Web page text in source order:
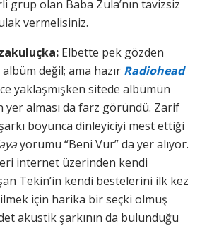
grup olan Baba Zula’nın tavizsiz
vermelisiniz.
Elbette pek gözden
değil; ama hazır Radiohead
yaklaşmışken sitede albümün
yer alması da farz göründü. Zarif
boyunca dinleyiciyi mest ettiği
yorumu “Beni Vur” da yer alıyor.
internet üzerinden kendi
Tekin’in kendi bestelerini ilk kez
için harika bir seçki olmuş
akustik şarkının da bulunduğu